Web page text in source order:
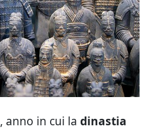
, anno in cui la dinastia